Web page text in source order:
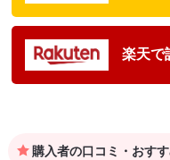
楽天で
購入者の口コミ・おす